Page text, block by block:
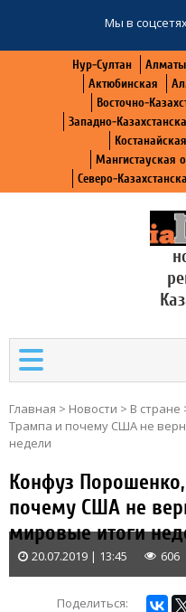
Мы в
Нур-Султан Алматы
Актюбинская
Восточно-
Западно-
Костанайская
Мангистауская
Северо-
Главная > Новости > В стране
Трампа и почему США не
недели
Конфуз
почему США не
мировые итоги
20.07.2019 | 13:45 606
Поделиться: